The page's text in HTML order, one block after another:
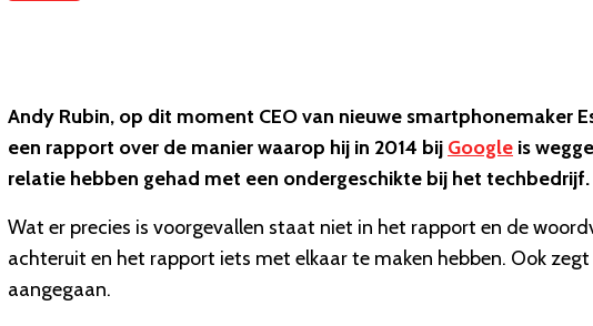
Andy Rubin, op dit moment CEO van nieuwe smartphonemaker
een rapport over de manier waarop hij in 2014 bij Google is
relatie hebben gehad met een ondergeschikte bij het techbedrijf.
Wat er precies is voorgevallen staat niet in het rapport en de
achteruit en het rapport iets met elkaar te maken hebben. Ook
aangegaan.